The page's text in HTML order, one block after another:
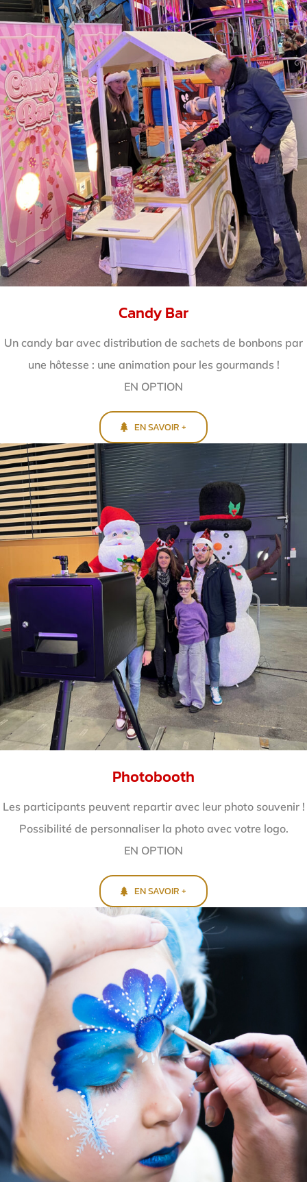
Candy Bar
Un candy bar avec distribution de sachets de bonbons par
une hôtesse : une animation pour les gourmands !
EN OPTION
EN SAVOIR +
Photobooth
Les participants peuvent repartir avec leur photo souvenir !
Possibilité de personnaliser la photo avec votre logo.
EN OPTION
EN SAVOIR +